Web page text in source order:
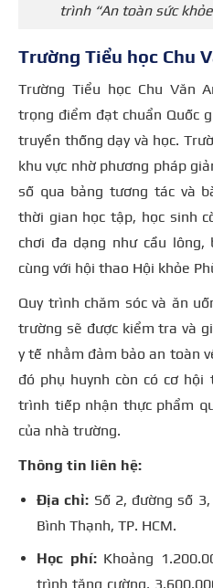
trình “An toàn sức
Trường Tiểu học Chu
Trường Tiểu học Chu Văn
trọng điểm đạt chuẩn Quốc
truyền thống dạy và học.
khu vực nhờ phương pháp
số qua bảng tương tác và
thời gian học tập, học sinh
chơi đa dạng như cầu lông,
cùng với hội thao Hội khỏe
Quy trình chăm sóc và ăn
trường sẽ được kiểm tra và
y tế nhằm đảm bảo an toàn
đó phụ huynh còn có cơ
trình tiếp nhận thực phẩm
của nhà trường.
Thông tin liên hệ:
Địa chỉ: Số 2, đường số
Bình Thạnh, TP. HCM.
Học phí: Khoảng
trình tăng cường,